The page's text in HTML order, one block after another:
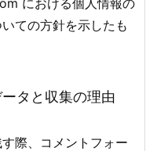
ての方針を示したも
タと収集の理由
際、コメントフォー